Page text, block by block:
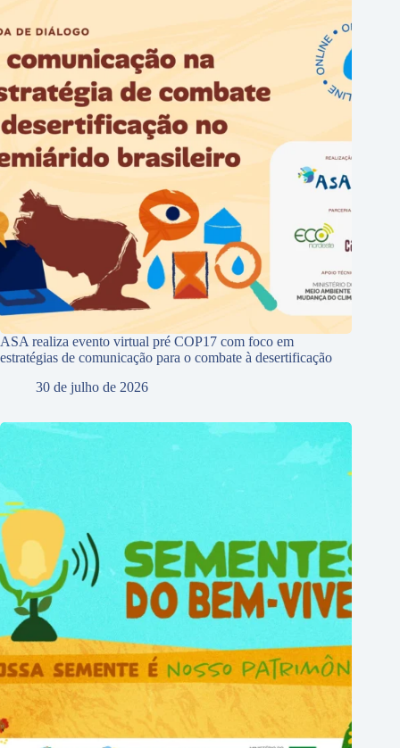
ASA realiza evento virtual pré COP17 com foco em
estratégias de comunicação para o combate à desertificação
30 de julho de 2026